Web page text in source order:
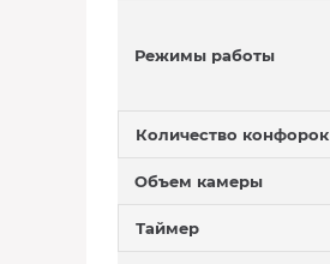
Режимы работы
Количество конфорок
Объем камеры
Таймер